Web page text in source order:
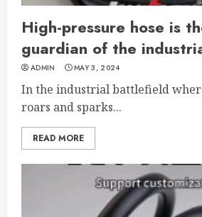
High-pressure hose is
guardian of the
ADMIN MAY 3, 2024
In the industrial battlefield
roars and sparks...
READ MORE